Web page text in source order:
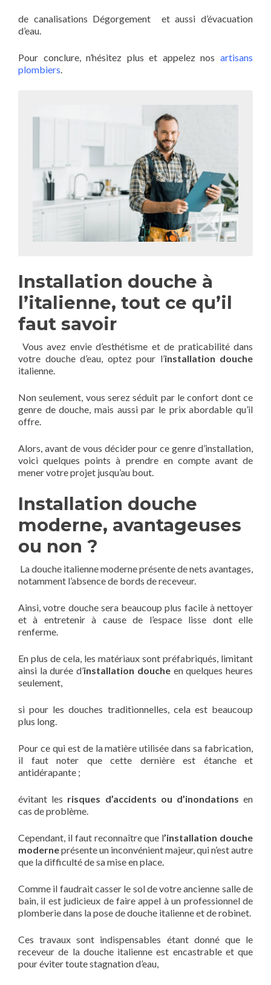
de canalisations Dégorgement et aussi d’évacuation
d’eau.
Pour conclure, n’hésitez plus et appelez nos artisans
plombiers.
Installation douche à
l’italienne, tout ce qu’il
faut savoir
Vous avez envie d’esthétisme et de praticabilité dans
votre douche d’eau, optez pour l’installation douche
italienne.
Non seulement, vous serez séduit par le confort dont ce
genre de douche, mais aussi par le prix abordable qu’il
offre.
Alors, avant de vous décider pour ce genre d’installation,
voici quelques points à prendre en compte avant de
mener votre projet jusqu’au bout.
Installation douche
moderne, avantageuses
ou non ?
La douche italienne moderne présente de nets avantages,
notamment l’absence de bords de receveur.
Ainsi, votre douche sera beaucoup plus facile à nettoyer
et à entretenir à cause de l’espace lisse dont elle
renferme.
En plus de cela, les matériaux sont préfabriqués, limitant
ainsi la durée d’installation douche en quelques heures
seulement,
si pour les douches traditionnelles, cela est beaucoup
plus long.
Pour ce qui est de la matière utilisée dans sa fabrication,
il faut noter que cette dernière est étanche et
antidérapante ;
évitant les risques d’accidents ou d’inondations en
cas de problème.
Cependant, il faut reconnaître que l’installation douche
moderneprésente un inconvénient majeur, qui n’est autre
que la difficulté de sa mise en place.
Comme il faudrait casser le sol de votre ancienne salle de
bain, il est judicieux de faire appel à un professionnel de
plomberie dans la pose de douche italienne et de robinet.
Ces travaux sont indispensables étant donné que le
receveur de la douche italienne est encastrable et que
pour éviter toute stagnation d’eau,